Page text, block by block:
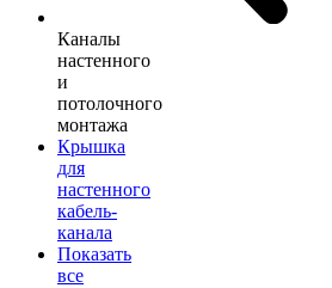
Каналы
настенного
и
потолочного
монтажа
Крышка
для
настенного
кабель-
канала
Показать
все